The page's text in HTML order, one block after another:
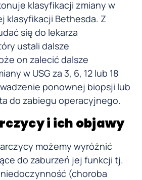
klasyfikacji zmiany w
klasyfikacji Bethesda. Z
się do lekarza
ustali dalsze
on zalecić dalsze
w USG za 3, 6, 12 lub 18
ponownej biopsji lub
do zabiegu operacyjnego.
i ich objawy
możemy wyróżnić
do zaburzeń jej funkcji tj.
(choroba